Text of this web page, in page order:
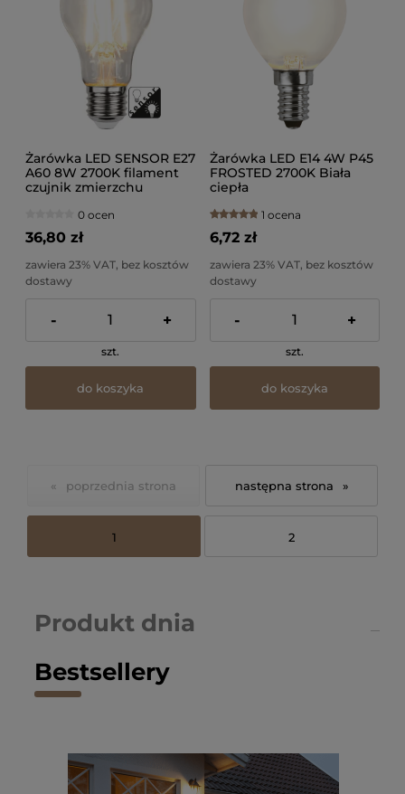
Żarówka LED SENSOR E27
A60 8W 2700K filament
czujnik zmierzchu
0 ocen
36,80 zł
zawiera 23% VAT, bez kosztów
dostawy
- +
szt.
do koszyka
Żarówka LED E14 4W P45
FROSTED 2700K Biała
ciepła
1 ocena
6,72 zł
zawiera 23% VAT, bez kosztów
dostawy
- +
szt.
do koszyka
«
1 2
»
Bestsellery
Produkt dnia